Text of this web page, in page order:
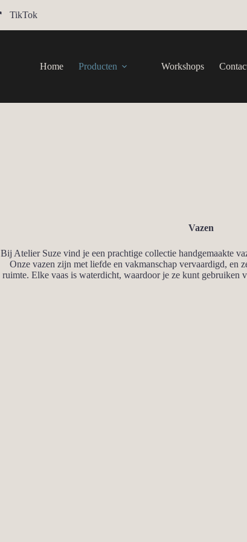
TikTok
Home Producten Workshops
Vazen
Bij Atelier Suze vind je een prachtige collectie handgemaakte
Onze vazen zijn met liefde en vakmanschap vervaardigd, en
ruimte. Elke vaas is waterdicht, waardoor je ze kunt gebruiken